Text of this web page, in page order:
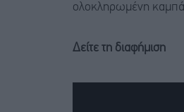
ολοκληρωμένη
Δείτε τη διαφήμιση